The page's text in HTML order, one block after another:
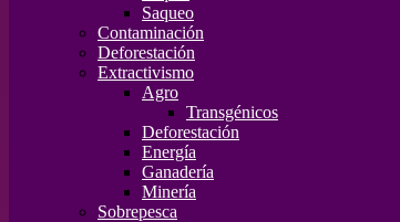
Saqueo
Contaminación
Deforestación
Extractivismo
Agro
Transgénicos
Deforestación
Energía
Ganadería
Minería
Sobrepesca